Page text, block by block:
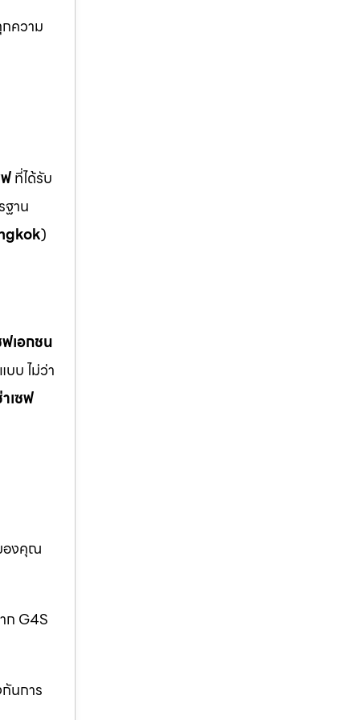
ความ
ที่ได้รับ
ฐาน
)
ฟเอกชน
บ ไม่ว่า
าเซฟ
องคุณ
ก G4S
นการ